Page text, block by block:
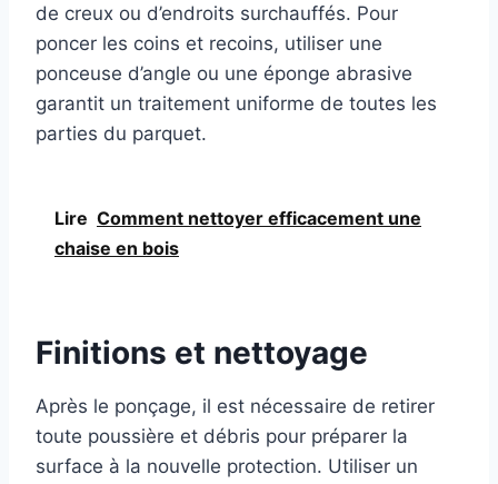
de creux ou d’endroits surchauffés. Pour
poncer les coins et recoins, utiliser une
ponceuse d’angle ou une éponge abrasive
garantit un traitement uniforme de toutes les
parties du parquet.
Lire Comment nettoyer efficacement une
chaise en bois
Finitions et nettoyage
Après le ponçage, il est nécessaire de retirer
toute poussière et débris pour préparer la
surface à la nouvelle protection. Utiliser un